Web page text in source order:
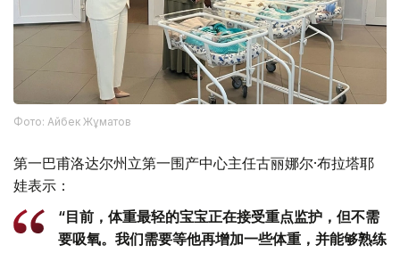
Фото: Айбек Жұматов
第一巴甫洛达尔州立第一围产中心主任古丽娜尔·布拉塔耶
娃表示：
“目前，体重最轻的宝宝正在接受重点监护，但不需
要吸氧。我们需要等他再增加一些体重，并能够熟练